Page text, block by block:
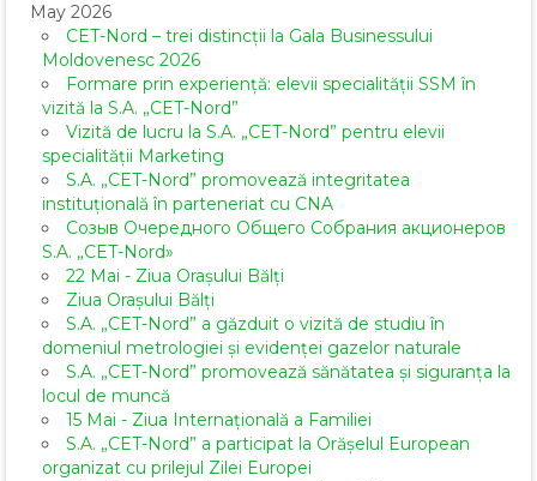
May 2026
CET-Nord – trei distincții la Gala Businessului
Moldovenesc 2026
Formare prin experiență: elevii specialității SSM în
vizită la S.A. „CET-Nord”
Vizită de lucru la S.A. „CET-Nord” pentru elevii
specialității Marketing
S.A. „CET-Nord” promovează integritatea
instituțională în parteneriat cu CNA
Созыв Очередного Общего Собрания акционеров
S.A. „CET-Nord»
22 Mai - Ziua Orașului Bălți
Ziua Orașului Bălți
S.A. „CET-Nord” a găzduit o vizită de studiu în
domeniul metrologiei și evidenței gazelor naturale
S.A. „CET-Nord” promovează sănătatea și siguranța la
locul de muncă
15 Mai - Ziua Internațională a Familiei
S.A. „CET-Nord” a participat la Orășelul European
organizat cu prilejul Zilei Europei